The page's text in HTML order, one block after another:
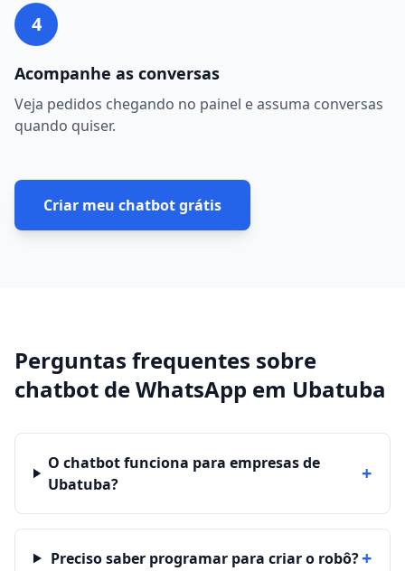
4
Acompanhe as conversas
Veja pedidos chegando no painel e assuma conversas
quando quiser.
Criar meu chatbot grátis
Perguntas frequentes sobre
chatbot de WhatsApp em Ubatuba
O chatbot funciona para empresas de
Ubatuba?
+
Preciso saber programar para criar o robô?+